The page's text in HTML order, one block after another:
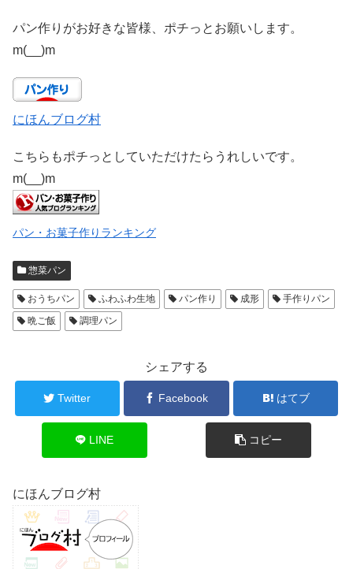
パン作りがお好きな皆様、ポチっとお願いします。
m(__)m
にほんブログ村
こちらもポチっとしていただけたらうれしいです。
m(__)m
パン・お菓子作りランキング
惣菜パン
おうちパン ふわふわ生地 パン作り 成形
手作りパン
晩ご飯
調理パン
シェアする
Twitter Facebook はてブ
LINE コピー
にほんブログ村